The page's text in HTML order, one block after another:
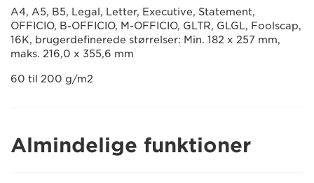
A4, A5, B5, Legal, Letter, Executive, Statement,
OFFICIO, B-OFFICIO, M-OFFICIO, GLTR, GLGL, Foolscap,
16K, brugerdefinerede størrelser: Min. 182 x 257 mm,
maks. 216,0 x 355,6 mm
60 til 200 g/m2
Almindelige funktioner